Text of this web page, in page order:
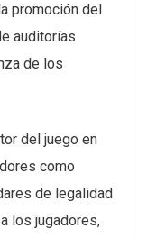
promoción del
auditorías
de los
del juego en
como
de legalidad
los jugadores,